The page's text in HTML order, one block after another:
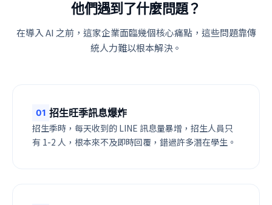
他們遇到了什麼問題？
在導入 AI 之前，這家企業面臨幾個核心痛點，這些問題靠傳
統人力難以根本解決。
01 招生旺季訊息爆炸
招生季時，每天收到的 LINE 訊息量暴增，招生人員只
有 1-2 人，根本來不及即時回覆，錯過許多潛在學生。